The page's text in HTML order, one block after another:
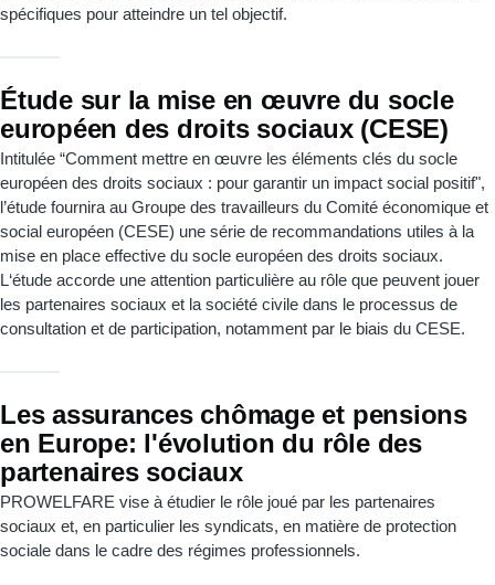
spécifiques pour atteindre un tel objectif.
Étude sur la mise en œuvre du socle
européen des droits sociaux (CESE)
Intitulée “Comment mettre en œuvre les éléments clés du socle
européen des droits sociaux : pour garantir un impact social positif",
l’étude fournira au Groupe des travailleurs du Comité économique et
social européen (CESE) une série de recommandations utiles à la
mise en place effective du socle européen des droits sociaux.
L‘étude accorde une attention particulière au rôle que peuvent jouer
les partenaires sociaux et la société civile dans le processus de
consultation et de participation, notamment par le biais du CESE.
Les assurances chômage et pensions
en Europe: l'évolution du rôle des
partenaires sociaux
PROWELFARE vise à étudier le rôle joué par les partenaires
sociaux et, en particulier les syndicats, en matière de protection
sociale dans le cadre des régimes professionnels.